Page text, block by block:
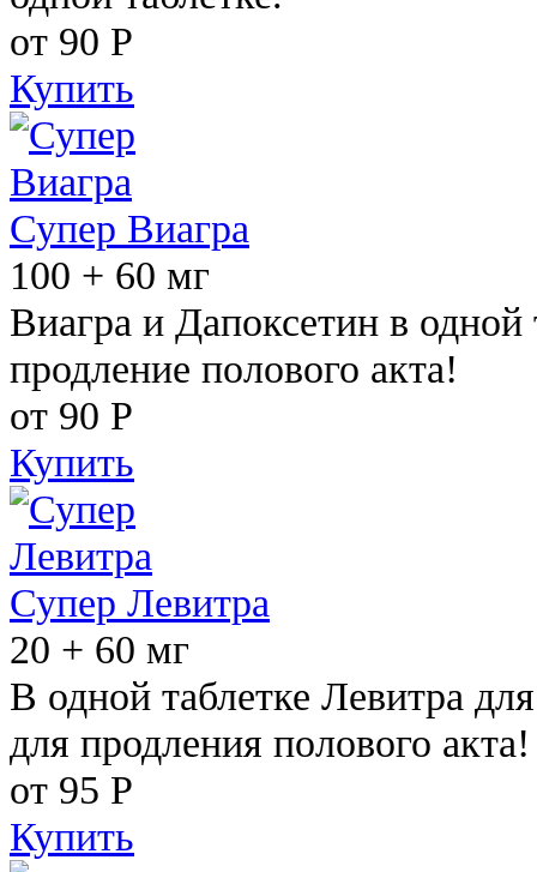
от 90 Р
Купить
Супер Виагра
100 + 60 мг
Виагра и Дапоксетин в одной
продление полового акта!
от 90 Р
Купить
Супер Левитра
20 + 60 мг
В одной таблетке Левитра
для продления полового акта!
от 95 Р
Купить